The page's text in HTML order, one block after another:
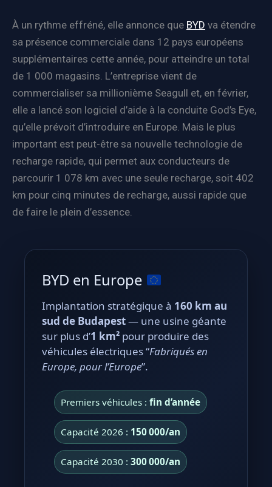
À un rythme effréné, elle annonce que BYD va étendre
sa présence commerciale dans 12 pays européens
supplémentaires cette année, pour atteindre un total
de 1 000 magasins. L’entreprise vient de
commercialiser sa millionième Seagull et, en février,
elle a lancé son logiciel d’aide à la conduite God’s Eye,
qu’elle prévoit d’introduire en Europe. Mais le plus
important est peut-être sa nouvelle technologie de
recharge rapide, qui permet aux conducteurs de
parcourir 1 078 km avec une seule recharge, soit 402
km pour cinq minutes de recharge, aussi rapide que
de faire le plein d’essence.
BYD en Europe
Implantation stratégique à 160 km au
sud de Budapest— une usine géante
sur plus d’1 km² pour produire des
véhicules électriques “Fabriqués en
Europe, pour l’Europe”.
Premiers véhicules : fin d’année
Capacité 2026 : 150 000/an
Capacité 2030 : 300 000/an